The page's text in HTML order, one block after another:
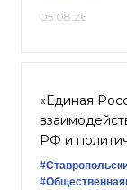
05.08.26
«Единая
РФ и